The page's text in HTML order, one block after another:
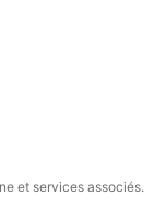
et services associés.